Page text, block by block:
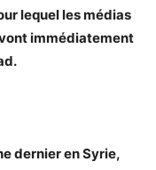
lequel les médias
immédiatement
dernier en Syrie,